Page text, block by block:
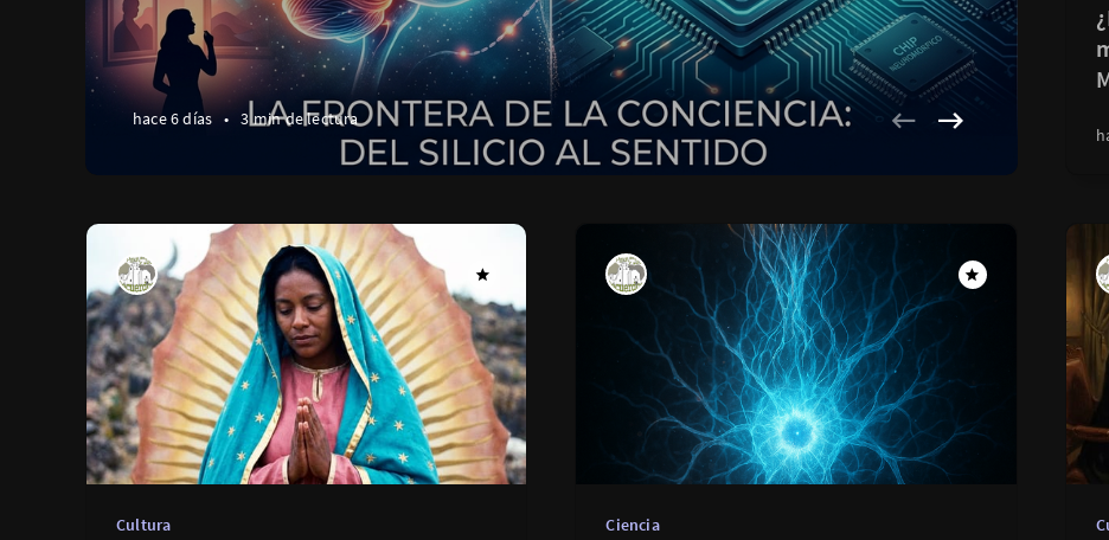
hace 6 días • 3 min de lectura
Cultura Ciencia